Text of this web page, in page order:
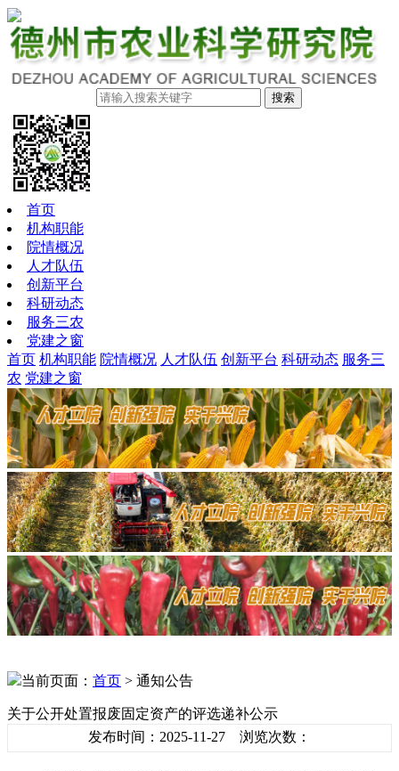
搜索
首页
机构职能
院情概况
人才队伍
创新平台
科研动态
服务三农
党建之窗
首页 机构职能 院情概况 人才队伍 创新平台 科研动态 服务三
农 党建之窗
当前页面： 首页 > 通知公告
关于公开处置报废固定资产的评选递补公示
发布时间：2025-11-27 浏览次数：